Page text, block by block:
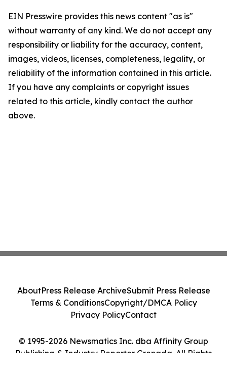
EIN Presswire provides this news content "as is"
without warranty of any kind. We do not accept any
responsibility or liability for the accuracy, content,
images, videos, licenses, completeness, legality, or
reliability of the information contained in this article.
If you have any complaints or copyright issues
related to this article, kindly contact the author
above.
© 1995-2026 Newsmatics Inc. dba Affinity Group
Publishing & Industry Reporter Grenada. All Rights
AboutPress Release ArchiveSubmit Press Release
Terms & ConditionsCopyright/DMCA Policy
Privacy PolicyContact